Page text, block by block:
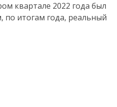
квартале 2022 года был
по итогам года, реальный